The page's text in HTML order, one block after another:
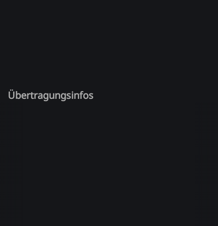
Übertragungsinfos